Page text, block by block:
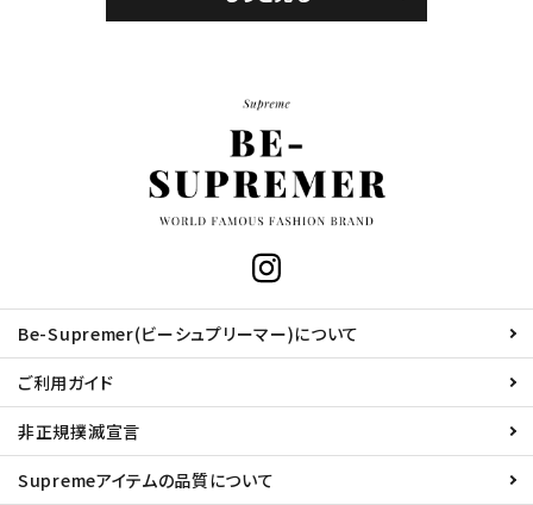
Be-Supremer(ビーシュプリーマー)について
ご利用ガイド
非正規撲滅宣言
Supremeアイテムの品質について